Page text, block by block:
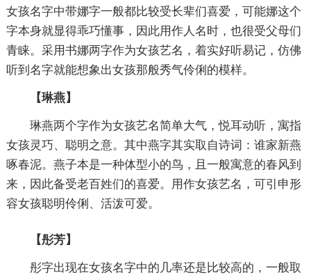
女孩名字中带娜字一般都比较受长辈们喜爱，可能娜这个
字本身就显得乖巧懂事，因此用作人名时，也很受父母们
青睐。采用书娜两字作为女孩艺名，着实好听易记，仿佛
听到名字就能想象出女孩那般秀气伶俐的模样。
【琳燕】
琳燕两个字作为女孩艺名简单大气，悦耳动听，寓指
女孩灵巧、聪明之意。其中燕字其实取自诗词：谁家新燕
啄春泥。燕子本是一种体型小的鸟，且一般寓意的春风到
来，因此备受老百姓们的喜爱。用作女孩艺名，可引申形
容女孩聪明伶俐、活泼可爱。
【彤芳】
彤字出现在女孩名字中的几率还是比较高的，一般取